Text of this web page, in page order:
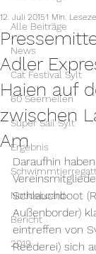
Alle Beiträge
News
Cat Festival Sylt
60 Seemeilen
Super Sail Sylt
Ergebnis
Noticeboard
Bericht
2019
Adler
Haien auf
zwischen
Am
12. Juli 20151 Min.
Daraufhin
Schlauchboot
Außenborder)
eintreffen von
Reederei) sich